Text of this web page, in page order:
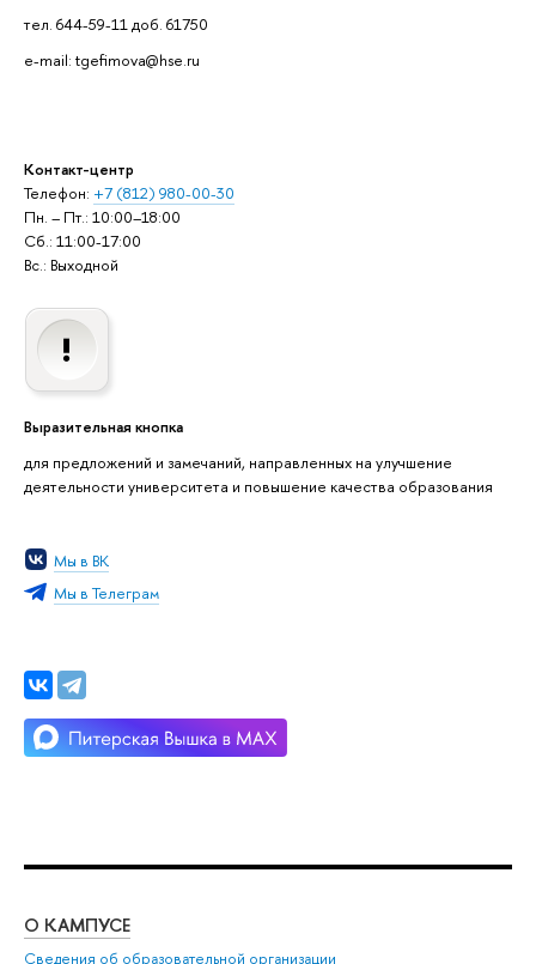
тел. 644-59-11 доб. 61750
e-mail: tgefimova@hse.ru
Контакт-центр
Телефон: +7 (812) 980-00-30
Пн. – Пт.: 10:00–18:00
Сб.: 11:00-17:00
Вс.: Выходной
Выразительная кнопка
для предложений и замечаний, направленных на улучшение
деятельности университета и повышение качества образования
Мы в ВК
Мы в Телеграм
О КАМПУСЕ
Сведения об образовательной организации